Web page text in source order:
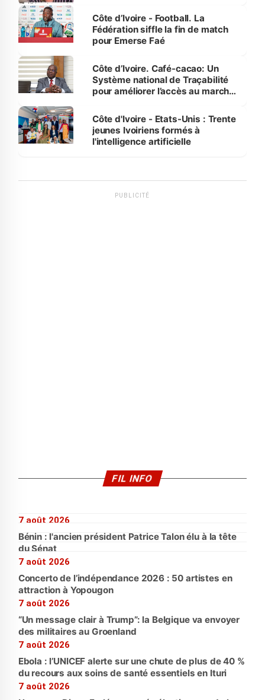
Côte d’Ivoire - Football. La
Fédération siffle la fin de match
pour Emerse Faé
Côte d’Ivoire. Café-cacao: Un
Système national de Traçabilité
pour améliorer l’accès au marché
Côte d'Ivoire - Etats-Unis : Trente
jeunes Ivoiriens formés à
l'intelligence artificielle
PUBLICITÉ
FIL INFO
7 août 2026
Bénin : l'ancien président Patrice Talon élu à la tête
du Sénat
7 août 2026
Concerto de l’indépendance 2026 : 50 artistes en
attraction à Yopougon
7 août 2026
“Un message clair à Trump”: la Belgique va envoyer
des militaires au Groenland
7 août 2026
Ebola : l’UNICEF alerte sur une chute de plus de 40 %
du recours aux soins de santé essentiels en Ituri
7 août 2026